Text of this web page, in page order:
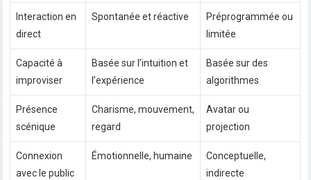
Interaction en
direct
Spontanée et réactive
Préprogrammée ou
limitée
Capacité à
improviser
Basée sur l’intuition et
l’expérience
Basée sur des
algorithmes
Présence
scénique
Charisme, mouvement,
regard
Avatar ou
projection
Connexion
avec le public
Émotionnelle, humaine
Conceptuelle,
indirecte